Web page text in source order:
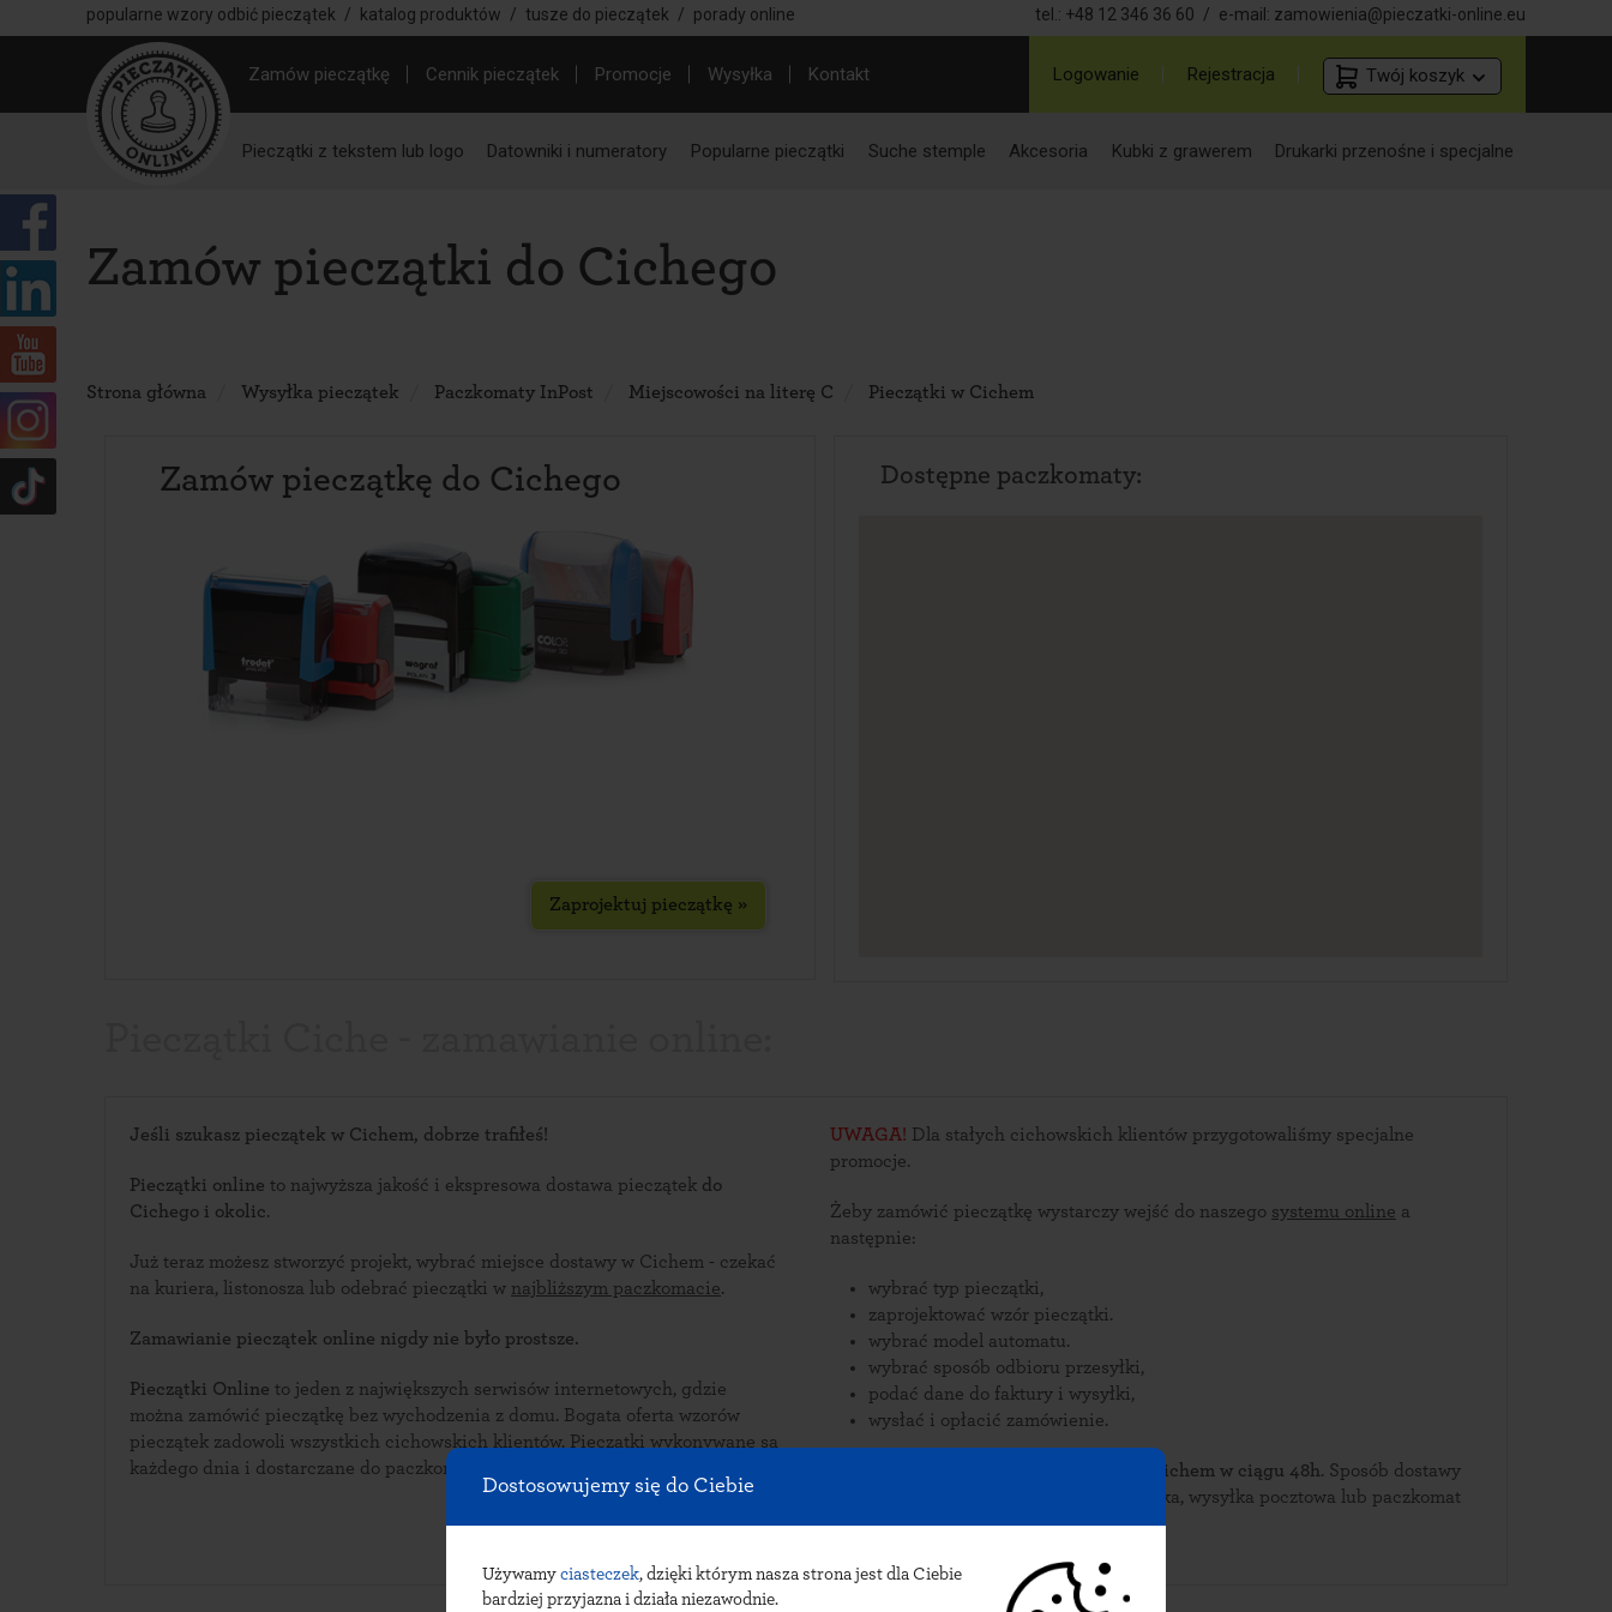
Dostosowujemy się do Ciebie
Używamy ciasteczek, dzięki którym nasza strona jest dla Ciebie
bardziej przyjazna i działa niezawodnie.
popularne wzory odbić pieczątek / katalog produktów / tusze do pieczątek / porady online tel.: +48 12 346 36 60 / e-mail: zamowienia@pieczatki-online.eu
Logowanie Rejestracja Twój koszyk
Zamów pieczątkę Cennik pieczątek Promocje Wysyłka Kontakt
Pieczątki z tekstem lub logo Datowniki i numeratory Popularne pieczątki Suche stemple Akcesoria Kubki z grawerem Drukarki przenośne i specjalne
Zamów pieczątki do Cichego
Strona główna Wysyłka pieczątek Paczkomaty InPost Miejscowości na literę C Pieczątki w Cichem
Zamów pieczątkę do Cichego
Zaprojektuj pieczątkę »
Dostępne paczkomaty:
Jeśli szukasz pieczątek w Cichem, dobrze trafiłeś!
Pieczątki online to najwyższa jakość i ekspresowa dostawa pieczątek do
Cichego i okolic.
Już teraz możesz stworzyć projekt, wybrać miejsce dostawy w Cichem - czekać
na kuriera, listonosza lub odebrać pieczątki w najbliższym paczkomacie.
Zamawianie pieczątek online nigdy nie było prostsze.
Pieczątki Online to jeden z największych serwisów internetowych, gdzie
można zamówić pieczątkę bez wychodzenia z domu. Bogata oferta wzorów
pieczątek zadowoli wszystkich cichowskich klientów. Pieczątki wykonywane są
każdego dnia i dostarczane do paczkomatów w Cichem.
UWAGA! Dla stałych cichowskich klientów przygotowaliśmy specjalne
promocje.
Żeby zamówić pieczątkę wystarczy wejść do naszego systemu online a
następnie:
wybrać typ pieczątki,
zaprojektować wzór pieczątki.
wybrać model automatu.
wybrać sposób odbioru przesyłki,
podać dane do faktury i wysyłki,
wysłać i opłacić zamówienie.
Zamów pieczątki online i odbierz je w Cichem w ciągu 48h. Sposób dostawy
pieczątek do Cichego: przesyłka kurierska, wysyłka pocztowa lub paczkomat
INPOST.